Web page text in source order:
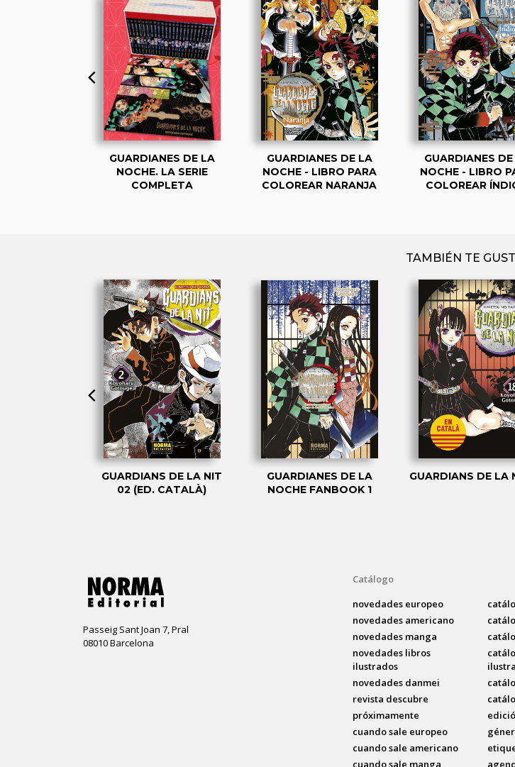
GUARDIANES DE LA
NOCHE. LA SERIE
COMPLETA
GUARDIANES DE LA
NOCHE - LIBRO PARA
COLOREAR NARANJA
GUARDIANES
NOCHE - LIBRO
COLOREAR
TAMBIÉN TE
GUARDIANS DE LA NIT
02 (ED. CATALÀ)
GUARDIANES DE LA
NOCHE FANBOOK 1
GUARDIANS DE LA
Passeig Sant Joan 7, Pral
08010 Barcelona
Catálogo
novedades europeo
novedades americano
novedades manga
novedades libros
ilustrados
novedades danmei
revista descubre
próximamente
cuando sale europeo
cuando sale americano
cuando sale manga